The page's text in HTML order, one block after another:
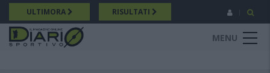
Salta
al
contenuto
principale
ULTIMORA RISULTATI
MENU